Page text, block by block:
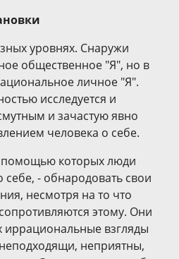
уровнях. Снаружи
общественное "Я", но в
личное "Я".
исследуется и
и зачастую явно
человека о себе.
которых люди
себе, - обнародовать свои
несмотря на то что
этому. Они
иррациональные взгляды
неприятны,